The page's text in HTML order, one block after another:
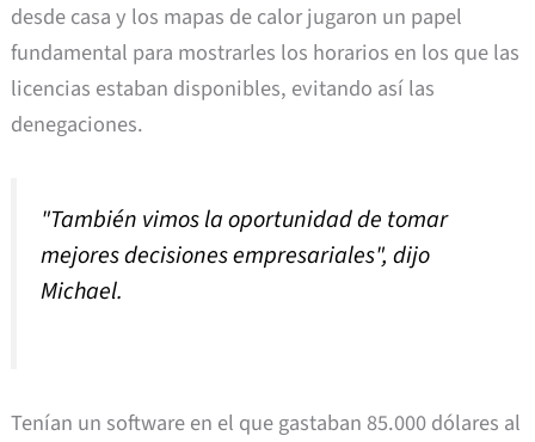
desde casa y los mapas de calor jugaron un papel
fundamental para mostrarles los horarios en los que las
licencias estaban disponibles, evitando así las
denegaciones.
"También vimos la oportunidad de tomar
mejores decisiones empresariales", dijo
Michael.
Tenían un software en el que gastaban 85.000 dólares al